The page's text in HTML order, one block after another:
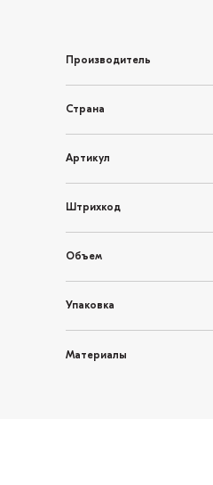
Производитель
Страна
Артикул
Штрихкод
Объем
Упаковка
Материалы